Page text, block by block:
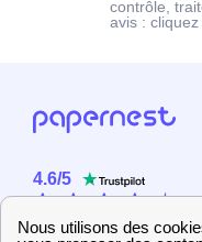
contrôle,
avis : cliquez
4.6/5
2358 utilisateurs